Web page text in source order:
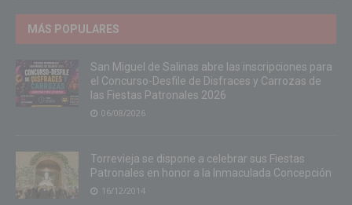
MÁS POPULARES
San Miguel de Salinas abre las inscripciones para
el Concurso-Desfile de Disfraces y Carrozas de
las Fiestas Patronales 2026
06/08/2026
Torrevieja se dispone a celebrar sus Fiestas
Patronales en honor a la Inmaculada Concepción
16/12/2014